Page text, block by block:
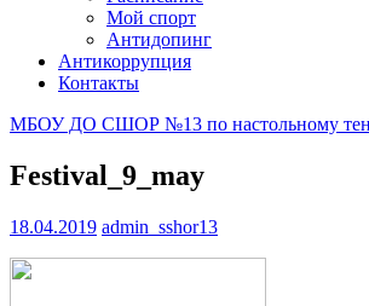
Мой спорт
Антидопинг
Антикоррупция
Контакты
МБОУ ДО СШОР №13 по настольному
Festival_9_may
18.04.2019 admin_sshor13